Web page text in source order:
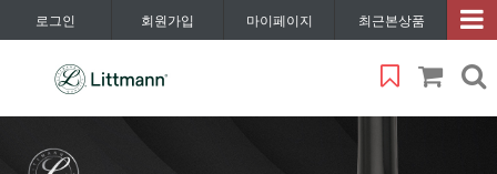
로그인 회원가입 마이페이지 최근본상품